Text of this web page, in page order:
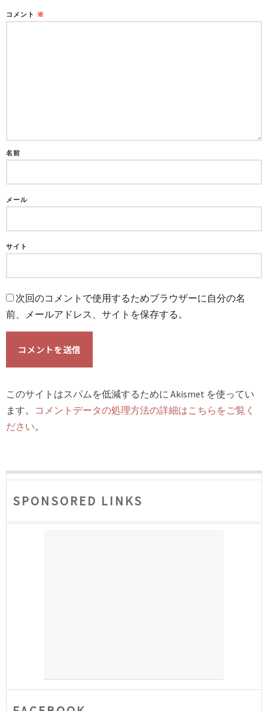
コメント ※
名前
メール
サイト
次回のコメントで使用するためブラウザーに自分の名
前、メールアドレス、サイトを保存する。
このサイトはスパムを低減するために Akismet を使ってい
ます。 コメントデータの処理方法の詳細はこちらをご覧く
ださい。
SPONSORED LINKS